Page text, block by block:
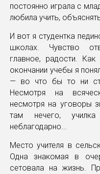
постоянно играла с
любила учить,
И вот я студентка
школах. Чувство
главное, радости.
окончании учебы я
— во что бы то ни
Несмотря на
несмотря на уговоры
там нечего,
неблагодарно...
Место учителя в
Одна знакомая в
сетовала на жизнь.